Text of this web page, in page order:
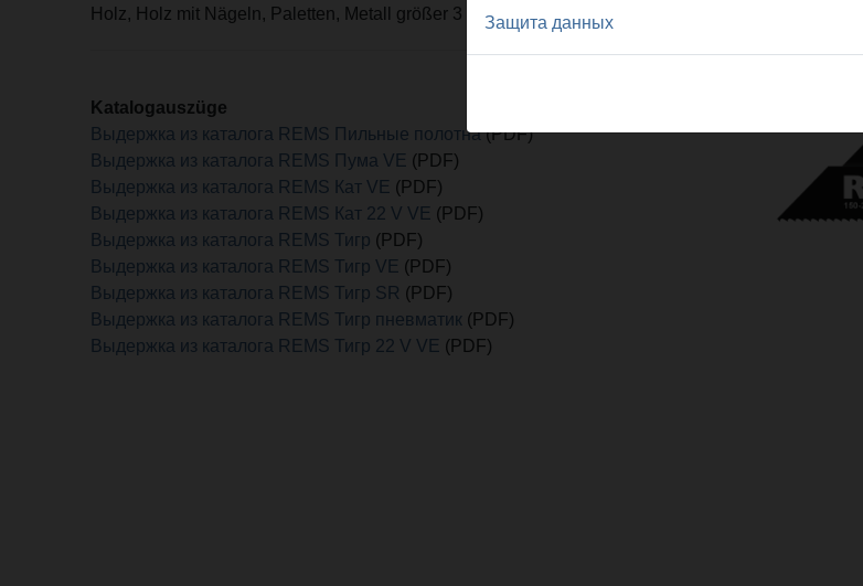
Holz, Holz mit Nägeln, Paletten, Metall größer 3 mm
Katalogauszüge
Выдержка из каталога REMS Пильные полотна(PDF)
Выдержка из каталога REMS Пума VE (PDF)
Выдержка из каталога REMS Кат VE (PDF)
Выдержка из каталога REMS Кат 22 V VE (PDF)
Выдержка из каталога REMS Тигр (PDF)
Выдержка из каталога REMS Тигр VE (PDF)
Выдержка из каталога REMS Тигр SR (PDF)
Выдержка из каталога REMS Тигр пневматик (PDF)
Выдержка из каталога REMS Тигр 22 V VE (PDF)
Защита данных